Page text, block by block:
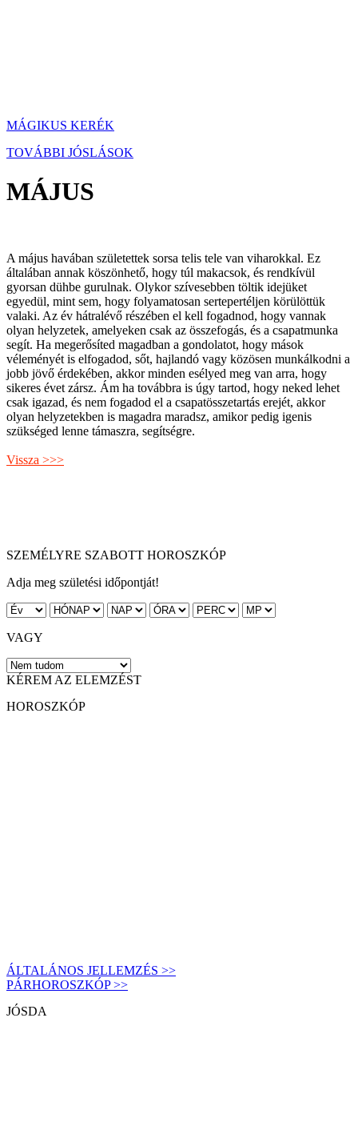
MÁGIKUS KERÉK
TOVÁBBI JÓSLÁSOK
MÁJUS
A május havában születettek sorsa telis tele van viharokkal. Ez
általában annak köszönhető, hogy túl makacsok, és rendkívül
gyorsan dühbe gurulnak. Olykor szívesebben töltik idejüket
egyedül, mint sem, hogy folyamatosan sertepertéljen körülöttük
valaki. Az év hátralévő részében el kell fogadnod, hogy vannak
olyan helyzetek, amelyeken csak az összefogás, és a csapatmunka
segít. Ha megerősíted magadban a gondolatot, hogy mások
véleményét is elfogadod, sőt, hajlandó vagy közösen munkálkodni a
jobb jövő érdekében, akkor minden esélyed meg van arra, hogy
sikeres évet zársz. Ám ha továbbra is úgy tartod, hogy neked lehet
csak igazad, és nem fogadod el a csapatösszetartás erejét, akkor
olyan helyzetekben is magadra maradsz, amikor pedig igenis
szükséged lenne támaszra, segítségre.
Vissza >>>
SZEMÉLYRE SZABOTT HOROSZKÓP
Adja meg születési időpontját!
VAGY
KÉREM AZ ELEMZÉST
HOROSZKÓP
ÁLTALÁNOS JELLEMZÉS >>
PÁRHOROSZKÓP >>
JÓSDA